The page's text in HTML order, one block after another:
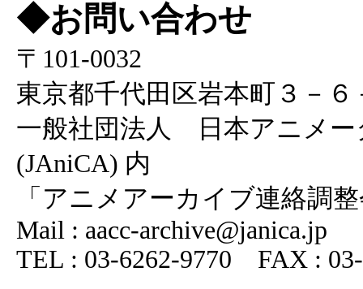
◆お問い合わせ
〒101-0032
東京都千代田区岩本町３－
一般社団法人 日本アニメー
(JAniCA) 内
「アニメアーカイブ連絡調
Mail : aacc-archive@janica.jp
TEL : 03-6262-9770 FAX : 03-